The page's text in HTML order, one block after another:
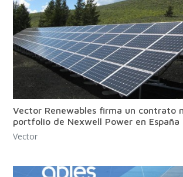
Vector Renewables firma un contrato
portfolio de Nexwell Power en España
Vector